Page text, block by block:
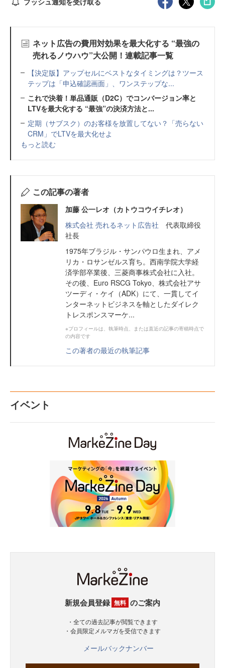
ネット広告の費用対効果を最大化する “最強の
売れるノウハウ”大公開！連載記事一覧
【決定版】アップセルにベストなタイミングは？ツース
テップは「申込確認画面」、ワンステップな...
これで決着！単品通販（D2C）でコンバージョン率と
LTVを最大化する “最強”の決済方法と...
定期（サブスク）のお客様を放置してない？「売らない
CRM」でLTVを最大化せよ
もっと読む
この記事の著者
加藤 公一レオ（カトウコウイチレオ）
株式会社 売れるネット広告社 代表取締役
社長
1975年ブラジル・サンパウロ生まれ、アメ
リカ・ロサンゼルス育ち。西南学院大学経
済学部卒業後、三菱商事株式会社に入社。
その後、Euro RSCG Tokyo、株式会社アサ
ツーディ・ケイ（ADK）にて、一貫してイ
ンターネットビジネスを軸としたダイレク
トレスポンスマーケ...
※プロフィールは、執筆時点、または直近の記事の寄稿時点で
の内容です
この著者の最近の執筆記事
イベント
新規会員登録 無料 のご案内
・全ての過去記事が閲覧できます
・会員限定メルマガを受信できます
メールバックナンバー